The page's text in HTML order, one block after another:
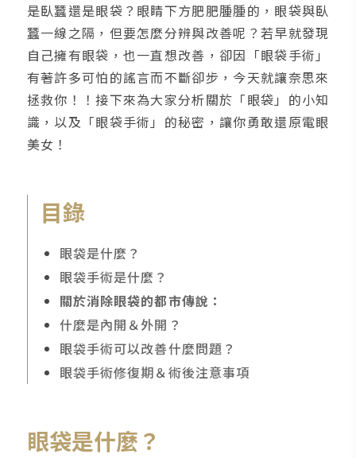
是臥蠶還是眼袋？眼睛下方肥肥腫腫的，眼袋與臥
蠶一線之隔，但要怎麼分辨與改善呢？若早就發現
自己擁有眼袋，也一直想改善，卻因「眼袋手術」
有著許多可怕的謠言而不斷卻步，今天就讓奈思來
拯救你！！接下來為大家分析關於「眼袋」的小知
識，以及「眼袋手術」的秘密，讓你勇敢還原電眼
美女！
目錄
眼袋是什麼？
眼袋手術是什麼？
關於消除眼袋的都市傳說：
什麼是內開＆外開？
眼袋手術可以改善什麼問題？
眼袋手術修復期＆術後注意事項
眼袋是什麼？